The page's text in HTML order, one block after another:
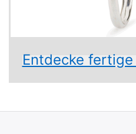
Entdecke